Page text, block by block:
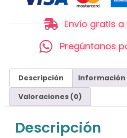
Envío gratis
Pregúntanos
Descripción
Valoraciones (0)
Descripción